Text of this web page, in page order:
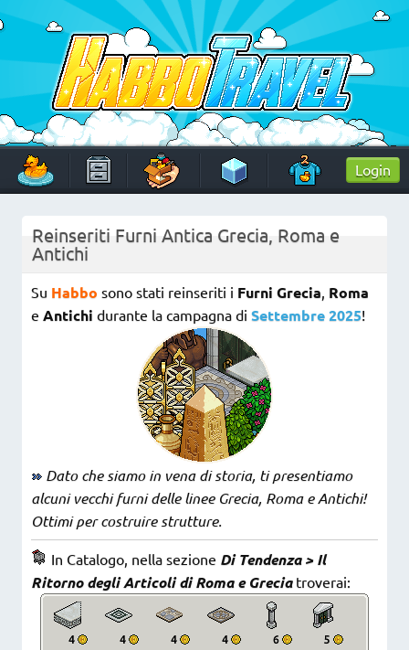
to
content
HabboTravel
Un viaggio di pixel!
Login
Reinseriti Furni Antica Grecia, Roma e
Antichi
Su Habbo sono stati reinseriti i Furni Grecia, Roma
e Antichi durante la campagna di Settembre 2025!
Dato che siamo in vena di storia, ti presentiamo
alcuni vecchi furni delle linee Grecia, Roma e Antichi!
Ottimi per costruire strutture.
In Catalogo, nella sezione Di Tendenza > Il
Ritorno degli Articoli di Roma e Greciatroverai: